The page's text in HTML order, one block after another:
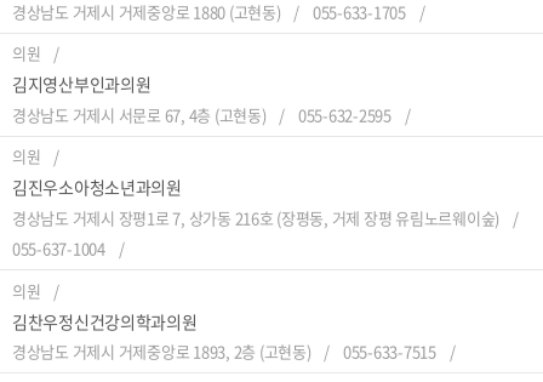
경상남도 거제시 거제중앙로 1880 (고현동)
055-633-1705
의원
김지영산부인과의원
경상남도 거제시 서문로 67, 4층 (고현동)
055-632-2595
의원
김진우소아청소년과의원
경상남도 거제시 장평1로 7, 상가동 216호 (장평동, 거제 장평 유림노르웨이숲)
055-637-1004
의원
김찬우정신건강의학과의원
경상남도 거제시 거제중앙로 1893, 2층 (고현동)
055-633-7515